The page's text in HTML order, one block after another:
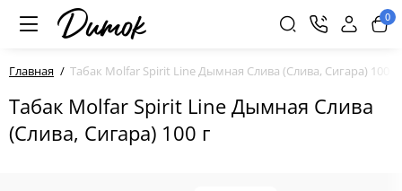
0
Главная Табак Molfar Spirit Line Дымная Слива (Слива, Сигара) 100 г
Табак Molfar Spirit Line Дымная Слива
(Слива, Сигара) 100 г